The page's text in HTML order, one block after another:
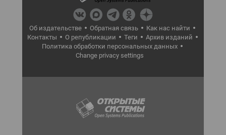
Об издательстве Обратная связь
Как нас найти
Контакты
О републикации Теги
Архив изданий
Политика обработки персональных данных
Change privacy settings